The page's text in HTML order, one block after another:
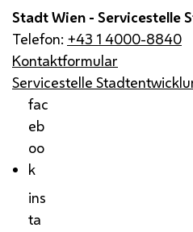
Stadt Wien - Servicestelle
Telefon: +43 1 4000-8840
Kontaktformular
Servicestelle
fac
eb
oo
k
ins
ta